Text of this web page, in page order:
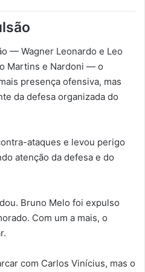
— Wagner Leonardo e Leo
Martins e Nardoni — o
presença ofensiva, mas
da defesa organizada do
ataques e levou perigo
atenção da defesa e do
Bruno Melo foi expulso
Com um a mais, o
com Carlos Vinícius, mas o